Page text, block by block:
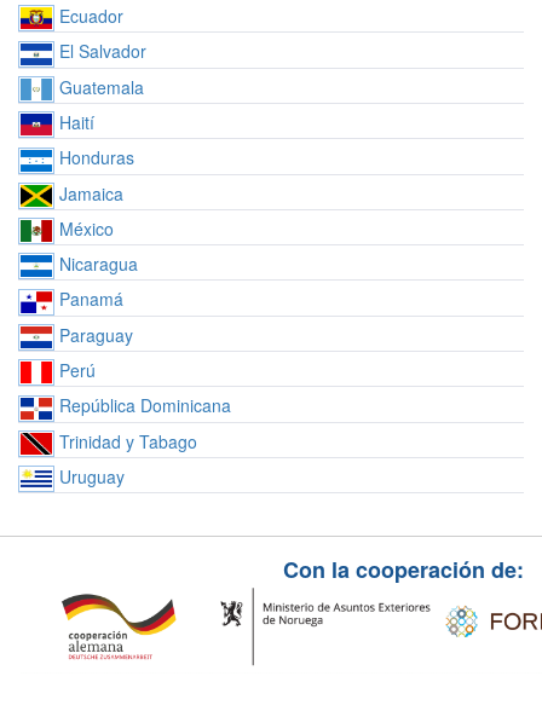
Ecuador
El Salvador
Guatemala
Haití
Honduras
Jamaica
México
Nicaragua
Panamá
Paraguay
Perú
República Dominicana
Trinidad y Tabago
Uruguay
Con la cooperación de: